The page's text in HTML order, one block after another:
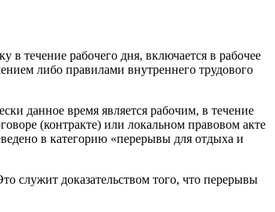
в течение рабочего дня, включается в рабочее
либо правилами внутреннего трудового
данное время является рабочим, в течение
(контракте) или локальном правовом акте
в категорию «перерывы для отдыха и
служит доказательством того, что перерывы